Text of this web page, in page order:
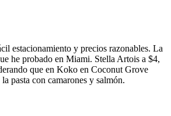
estacionamiento y precios razonables. La
he probado en Miami. Stella Artois a $4,
que en Koko en Coconut Grove
pasta con camarones y salmón.